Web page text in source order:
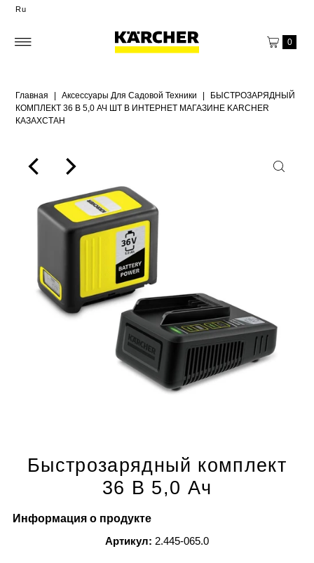
Ru
0
Главная | Аксессуары Для Садовой Техники |
БЫСТРОЗАРЯДНЫЙ
КОМПЛЕКТ 36 В 5,0 АЧ ШТ В ИНТЕРНЕТ МАГАЗИНЕ KARCHER
КАЗАХСТАН
Быстрозарядный комплект
36 В 5,0 Ач
Информация о продукте
Артикул: 2.445-065.0